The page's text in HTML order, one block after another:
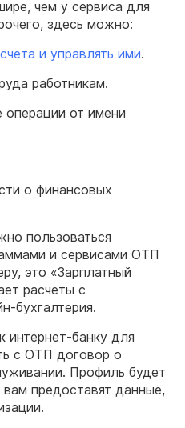
чем у сервиса для
здесь можно:
и управлять ими.
работникам.
от имени
о финансовых
пользоваться
и сервисами ОТП
это «Зарплатный
расчеты с
бухгалтерия.
интернет-банку для
с ОТП договор о
Профиль будет
предоставят данные,